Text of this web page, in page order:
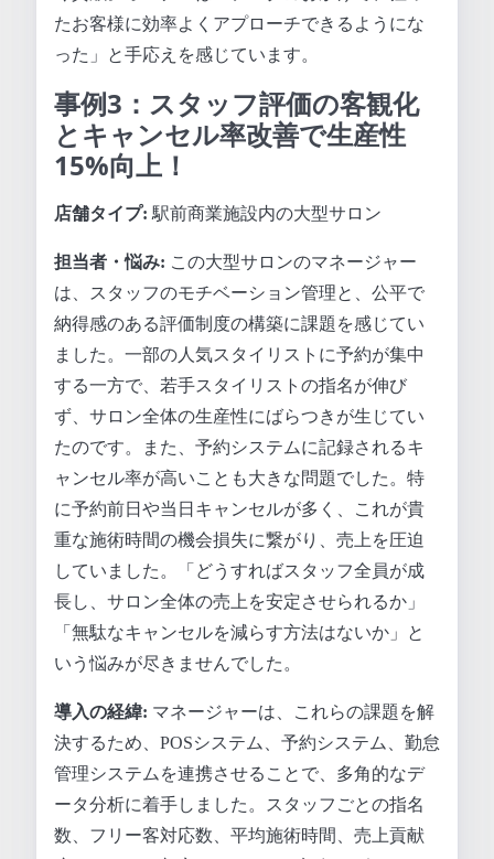
たお客様に効率よくアプローチできるようにな
った」と手応えを感じています。
事例3：スタッフ評価の客観化
とキャンセル率改善で生産性
15%向上！
店舗タイプ: 駅前商業施設内の大型サロン
担当者・悩み: この大型サロンのマネージャー
は、スタッフのモチベーション管理と、公平で
納得感のある評価制度の構築に課題を感じてい
ました。一部の人気スタイリストに予約が集中
する一方で、若手スタイリストの指名が伸び
ず、サロン全体の生産性にばらつきが生じてい
たのです。また、予約システムに記録されるキ
ャンセル率が高いことも大きな問題でした。特
に予約前日や当日キャンセルが多く、これが貴
重な施術時間の機会損失に繋がり、売上を圧迫
していました。「どうすればスタッフ全員が成
長し、サロン全体の売上を安定させられるか」
「無駄なキャンセルを減らす方法はないか」と
いう悩みが尽きませんでした。
導入の経緯: マネージャーは、これらの課題を解
決するため、POSシステム、予約システム、勤怠
管理システムを連携させることで、多角的なデ
ータ分析に着手しました。スタッフごとの指名
数、フリー客対応数、平均施術時間、売上貢献